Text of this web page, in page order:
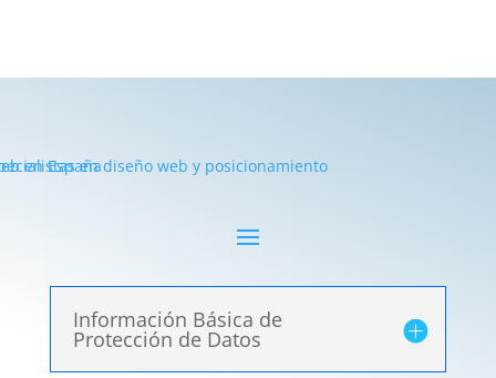
Información Básica de
Protección de Datos